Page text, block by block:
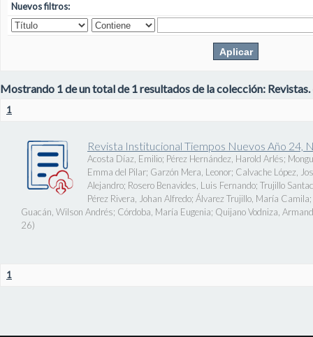
Nuevos filtros:
Mostrando 1 de un total de 1 resultados de la colección: Revistas.
1
Revista Institucional Tiempos Nuevos Año 24,
Acosta Díaz, Emilio; Pérez Hernández, Harold Arlés;
Emma del Pilar; Garzón Mera, Leonor; Calvache López,
Alejandro; Rosero Benavides, Luis Fernando; Trujillo
Pérez Rivera, Johan Alfredo; Álvarez Trujillo, María Camila;
Guacán, Wilson Andrés; Córdoba, María Eugenia; Quijano Vodniza,
26)
1